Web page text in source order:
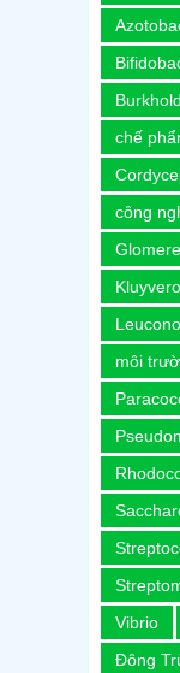
chế
công
môi
Vibrio
Đông